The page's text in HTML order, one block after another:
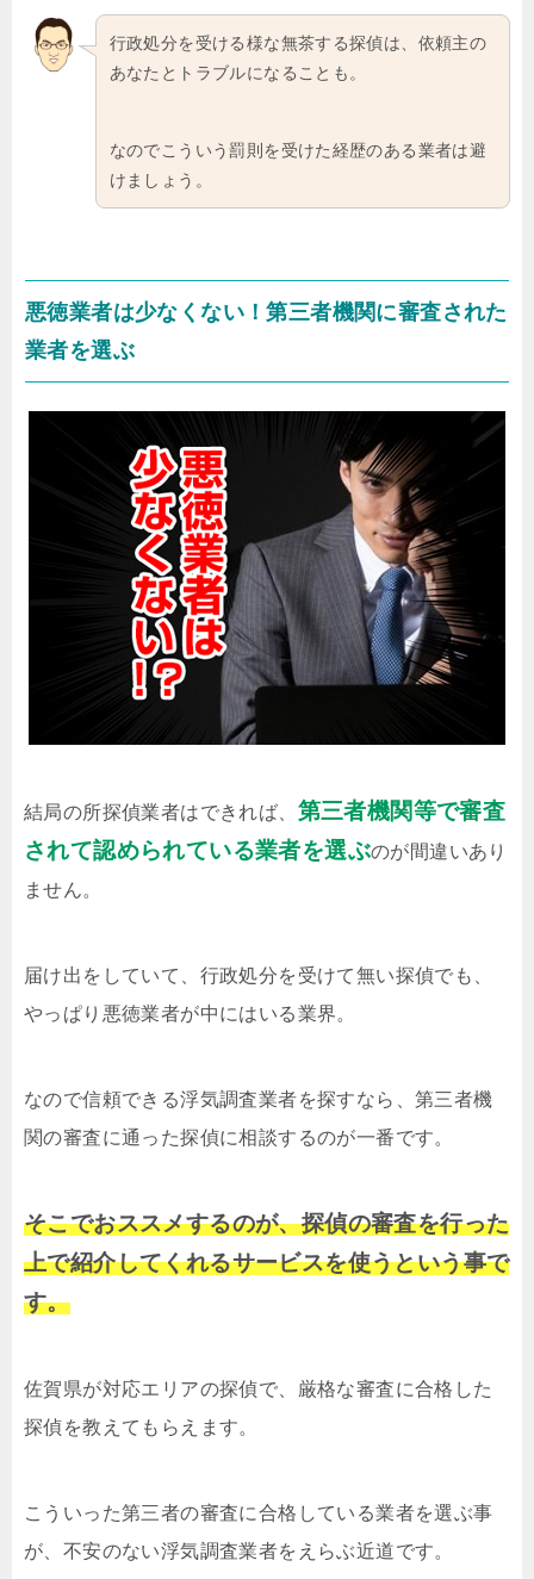
行政処分を受ける様な無茶する探偵は、依頼主の
あなたとトラブルになることも。
なのでこういう罰則を受けた経歴のある業者は避
けましょう。
悪徳業者は少なくない！第三者機関に審査された
業者を選ぶ
結局の所探偵業者はできれば、 第三者機関等で審査
されて認められている業者を選ぶのが間違いあり
ません。
届け出をしていて、行政処分を受けて無い探偵でも、
やっぱり悪徳業者が中にはいる業界。
なので信頼できる浮気調査業者を探すなら、第三者機
関の審査に通った探偵に相談するのが一番です。
そこでおススメするのが、探偵の審査を行った
上で紹介してくれるサービスを使うという事で
す。
佐賀県が対応エリアの探偵で、厳格な審査に合格した
探偵を教えてもらえます。
こういった第三者の審査に合格している業者を選ぶ事
が、不安のない浮気調査業者をえらぶ近道です。